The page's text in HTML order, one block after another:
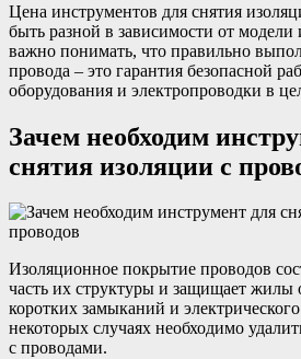
Цена инструментов для снятия
быть разной в зависимости от
важно понимать, что правильно
провода – это гарантия безопасной
оборудования и электропроводки в
Зачем необходим
снятия изоляции с
Изоляционное покрытие проводов
часть их структуры и защищает жилы
коротких замыканий и
некоторых случаях необходимо
с проводами.